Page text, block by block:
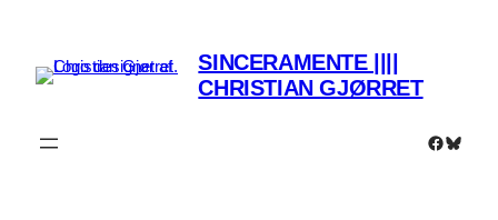
SINCERAMENTE ||||
CHRISTIAN GJØRRET